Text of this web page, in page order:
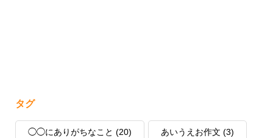
タグ
◯◯にありがちなこと (20) あいうえお作文 (3)